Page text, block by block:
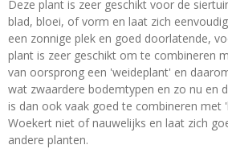
Deze plant is zeer geschikt voor de
blad, bloei, of vorm en laat zich
een zonnige plek en goed doorlatende,
plant is zeer geschikt om te combineren
van oorsprong een 'weideplant' en
wat zwaardere bodemtypen en zo nu en
is dan ook vaak goed te combineren met
Woekert niet of nauwelijks en laat zich
andere planten.